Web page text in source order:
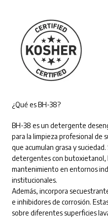
¿Qué es BH-38?
BH-38 es un detergente
para la limpieza profesional de
que acumulan grasa y
detergentes con butoxietanol,
mantenimiento en entornos
institucionales.
Además, incorpora
e inhibidores de corrosión.
sobre diferentes superficies